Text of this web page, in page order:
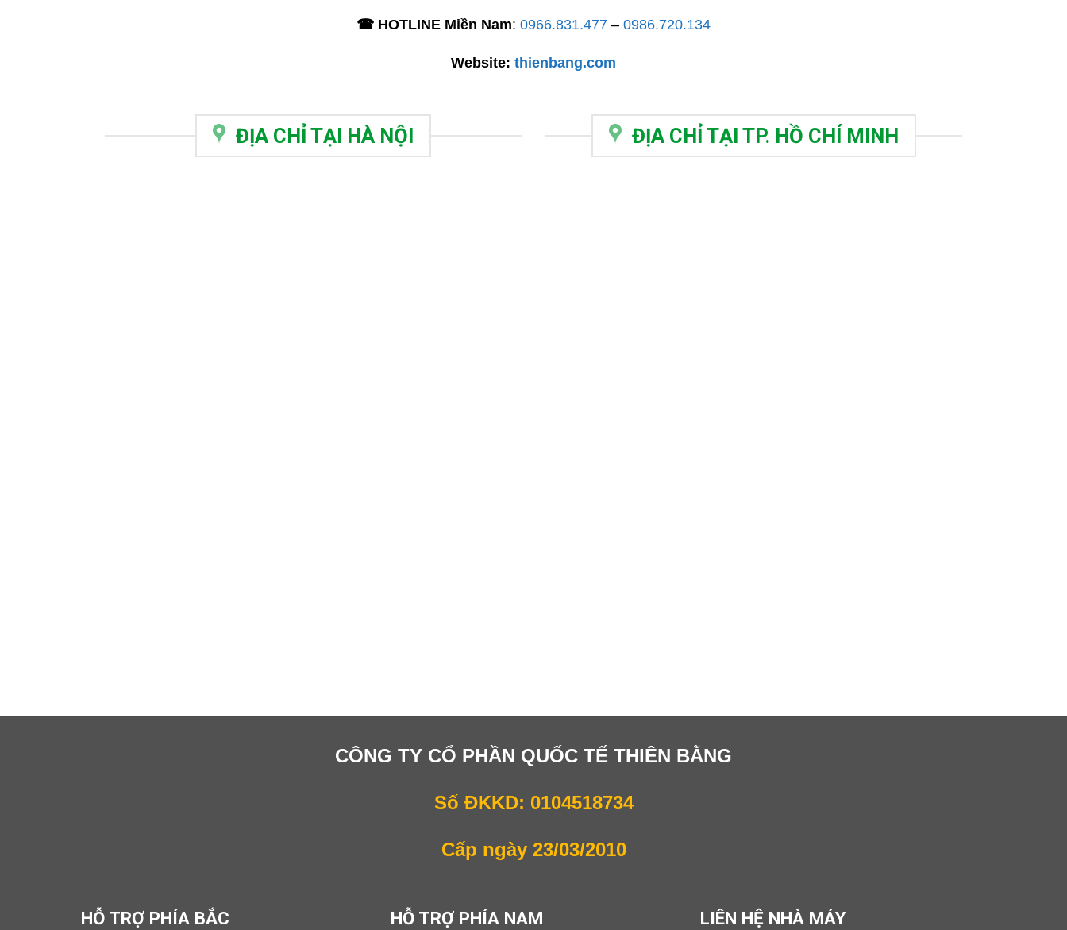
☎ HOTLINE Miền Nam: 0966.831.477 – 0986.720.134
Website: thienbang.com
ĐỊA CHỈ TẠI HÀ NỘI ĐỊA CHỈ TẠI TP. HỒ CHÍ MINH
CÔNG TY CỔ PHẦN QUỐC TẾ THIÊN BẰNG
Số ĐKKD: 0104518734
Cấp ngày 23/03/2010
HỖ TRỢ PHÍA BẮC HỖ TRỢ PHÍA NAM LIÊN HỆ NHÀ MÁY